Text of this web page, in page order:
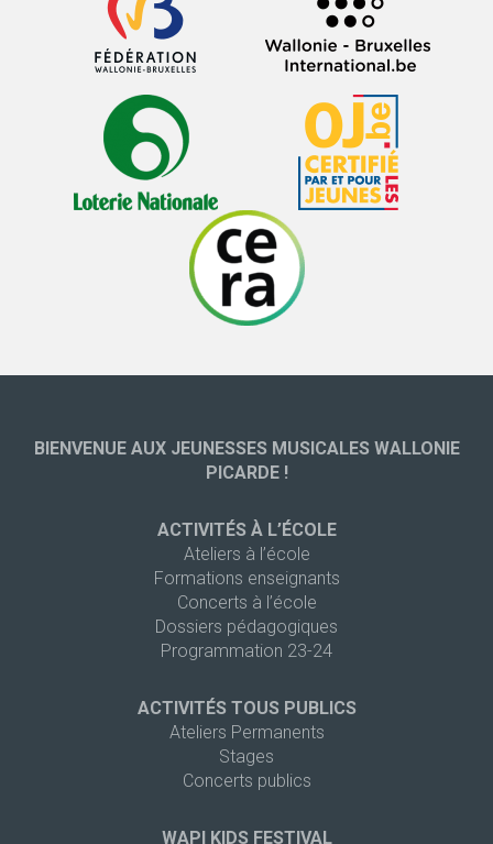
BIENVENUE AUX JEUNESSES MUSICALES WALLONIE
PICARDE !
ACTIVITÉS À L’ÉCOLE
Ateliers à l’école
Formations enseignants
Concerts à l’école
Dossiers pédagogiques
Programmation 23-24
ACTIVITÉS TOUS PUBLICS
Ateliers Permanents
Stages
Concerts publics
WAPI KIDS FESTIVAL